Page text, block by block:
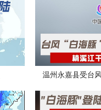
温州永嘉县受台